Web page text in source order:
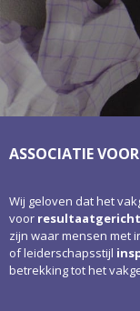
ASSOCIATIE
Wij geloven dat het
voor
zijn waar mensen met
of leiderschapsstijl
betrekking tot het